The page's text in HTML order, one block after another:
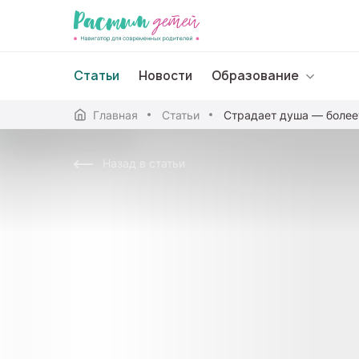
Статьи Новости Образование
Главная Статьи Страдает душа —
Назад в статьи